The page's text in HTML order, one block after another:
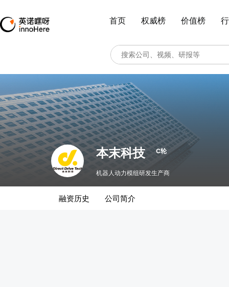
首页 权威榜 价值榜
本末科技 C轮
机器人动力模组研发生产商
融资历史 公司简介